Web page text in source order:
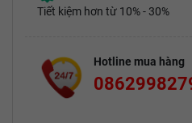
Tiết kiệm hơn từ 10% - 30%
Hotline mua hàng